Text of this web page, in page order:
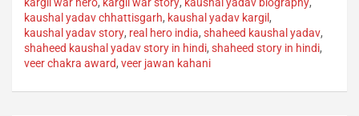
kargil war hero, kargil war story, kaushal yadav biography,
kaushal yadav chhattisgarh, kaushal yadav kargil,
kaushal yadav story, real hero india, shaheed kaushal yadav,
shaheed kaushal yadav story in hindi, shaheed story in hindi,
veer chakra award, veer jawan kahani